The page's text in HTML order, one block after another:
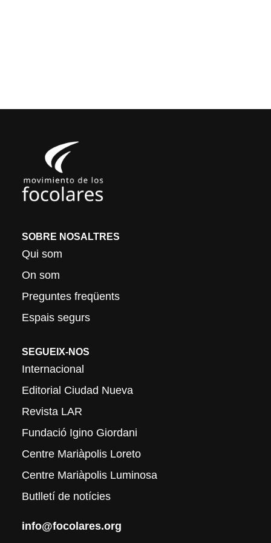
SOBRE NOSALTRES
Qui som
On som
Preguntes freqüents
Espais segurs
SEGUEIX-NOS
Internacional
Editorial Ciudad Nueva
Revista LAR
Fundació Igino Giordani
Centre Mariàpolis Loreto
Centre Mariàpolis Luminosa
Butlletí de notícies
info@focolares.org